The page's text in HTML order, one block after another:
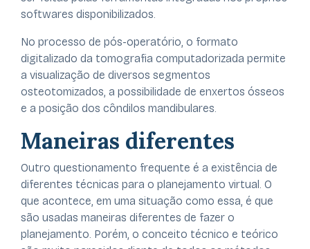
softwares disponibilizados.
No processo de pós-operatório, o formato
digitalizado da tomografia computadorizada permite
a visualização de diversos segmentos
osteotomizados, a possibilidade de enxertos ósseos
e a posição dos côndilos mandibulares.
Maneiras diferentes
Outro questionamento frequente é a existência de
diferentes técnicas para o planejamento virtual. O
que acontece, em uma situação como essa, é que
são usadas maneiras diferentes de fazer o
planejamento. Porém, o conceito técnico e teórico